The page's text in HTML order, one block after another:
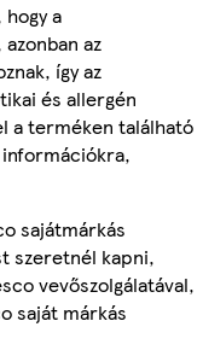
a
az
így az
és allergén
a terméken található
információkra,
sajátmárkás
szeretnél kapni,
vevőszolgálatával,
saját márkás